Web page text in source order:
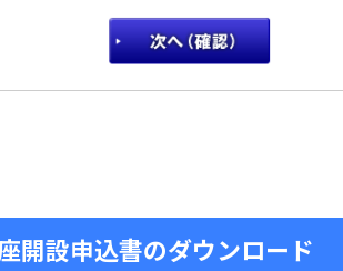
開設申込書のダウンロード